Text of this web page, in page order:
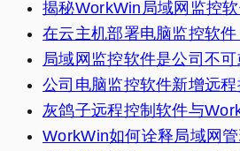
揭秘WorkWin局域网监控
在云主机部署电脑监控软
局域网监控软件是公司不
公司电脑监控软件新增远
灰鸽子远程控制软件与
WorkWin如何诠释局域网管